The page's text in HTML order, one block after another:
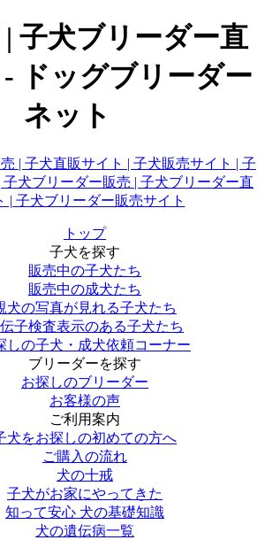
子犬ブリーダー直
ドッグブリーダー
ネット
トップ
子犬を探す
販売中の子犬たち
販売中の成犬たち
犬の写真が見れる子犬たち
子検査表示のある子犬たち
しの子犬・成犬依頼コーナー
ブリーダーを探す
お探しのブリーダー
お客様の声
ご利用案内
犬をお探しの初めての方へ
ご購入の流れ
犬の十戒
子犬がお家にやってきた
知って安心 犬の基礎知識
犬の遺伝病一覧